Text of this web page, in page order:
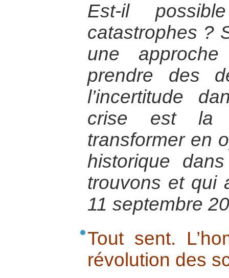
Est-il
catastrophes ?
une
prendre des
l’incertitude
crise est la
transformer en
historique
trouvons et qui
11 septembre
Tout sent.
révolution des